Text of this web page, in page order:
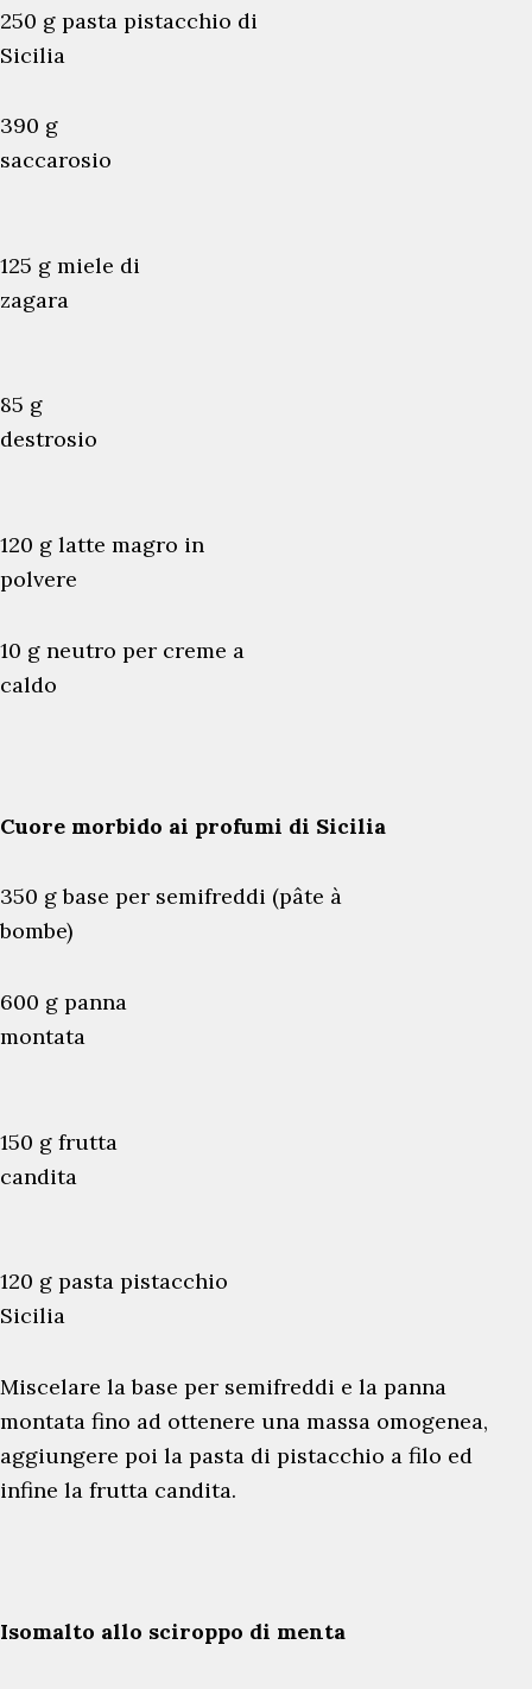
250 g pasta pistacchio di
Sicilia
390 g
saccarosio
125 g miele di
zagara
85 g
destrosio
120 g latte magro in
polvere
10 g neutro per creme a
caldo
Cuore morbido ai profumi di Sicilia
350 g base per semifreddi (pâte à
bombe)
600 g panna
montata
150 g frutta
candita
120 g pasta pistacchio
Sicilia
Miscelare la base per semifreddi e la panna
montata fino ad ottenere una massa omogenea,
aggiungere poi la pasta di pistacchio a filo ed
infine la frutta candita.
Isomalto allo sciroppo di menta